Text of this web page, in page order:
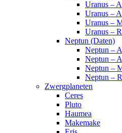
Uranus –
Uranus –
Uranus –
Uranus –
Neptun (Daten)
Neptun –
Neptun –
Neptun –
Neptun –
Zwergplaneten
Ceres
Pluto
Haumea
Makemake